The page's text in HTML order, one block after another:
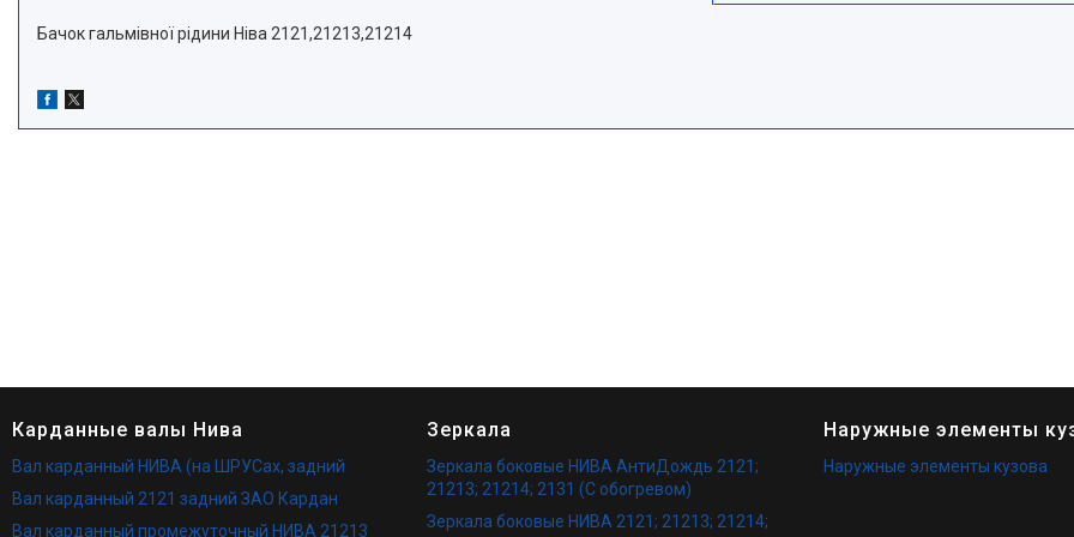
Бачок гальмівної рідини Ніва 2121,21213,21214
Карданные валы Нива
Вал карданный НИВА (на ШРУСах, задний
Вал карданный 2121 задний ЗАО Кардан
Вал карданный промежуточный НИВА 21213
Зеркала
Зеркала боковые НИВА АнтиДождь 2121;
21213; 21214; 2131 (С обогревом)
Зеркала боковые НИВА 2121; 21213; 21214;
Наружные элементы
Наружные элементы кузова